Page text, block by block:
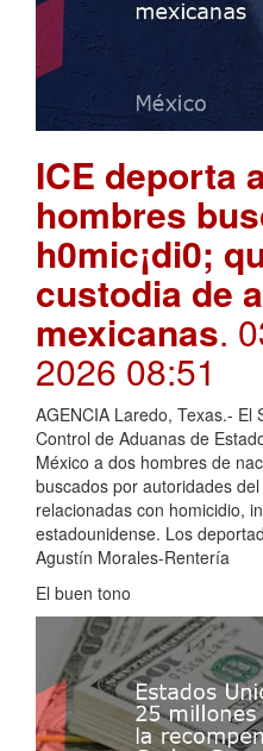
ICE deporta
hombres
h0mic¡di0;
custodia de
mexicanas.
2026 08:51
AGENCIA Laredo, Texas.- El
Control de Aduanas de
México a dos hombres de
buscados por autoridades
relacionadas con homicidio,
estadounidense. Los
Agustín Morales-Rentería
El buen tono